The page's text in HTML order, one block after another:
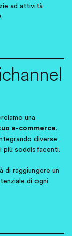
ad attività
una
e-commerce.
diverse
soddisfacenti.
di raggiungere un
di ogni